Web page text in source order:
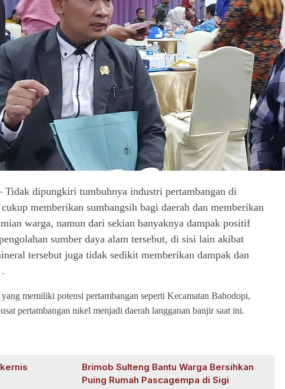
Tidak dipungkiri tumbuhnya industri pertambangan di
memberikan sumbangsih bagi daerah dan memberikan
warga, namun dari sekian banyaknya dampak positif
sumber daya alam tersebut, di sisi lain akibat
tersebut juga tidak sedikit memberikan dampak dan
memiliki potensi pertambangan seperti Kecamatan Bahodopi,
pertambangan nikel menjadi daerah langganan banjir saat ini.
Brimob Sulteng Bantu Warga Bersihkan
Puing Rumah Pascagempa di Sigi